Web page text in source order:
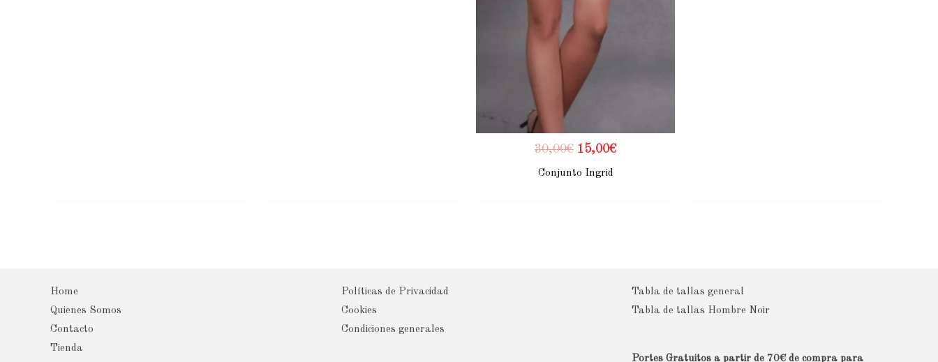
30,00€ 15,00€
Conjunto Ingrid
Home
Quienes Somos
Contacto
Tienda
Políticas de Privacidad
Cookies
Condiciones generales
Tabla de tallas general
Tabla de tallas Hombre Noir
Portes Gratuitos a partir de 70€ de compra para